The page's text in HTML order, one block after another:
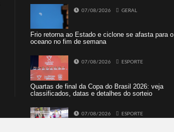
07/08/2026 GERAL
Frio retorna ao Estado e ciclone se afasta para o
oceano no fim de semana
07/08/2026 ESPORTE
Quartas de final da Copa do Brasil 2026: veja
classificados, datas e detalhes do sorteio
07/08/2026 ESPORTE